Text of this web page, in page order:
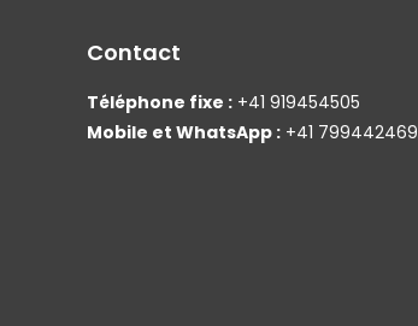
Contact
Téléphone fixe : +41 919454505
Mobile et WhatsApp : +41 799442469